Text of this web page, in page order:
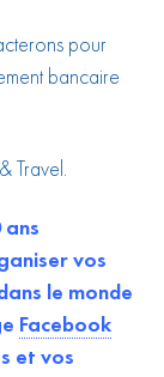
pour
bancaire
Travel.
ans
vos
le monde
Facebook
et vos